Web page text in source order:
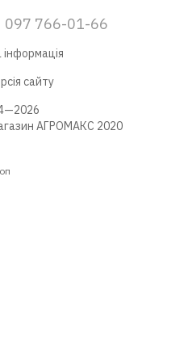
097 766-01-66
сайту
АГРОМАКС 2020